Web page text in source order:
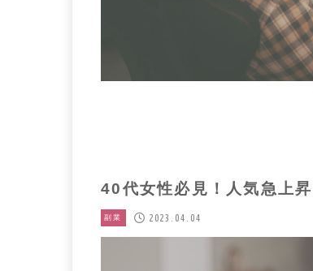
40代女性必見！人気急上
副業 2023.04.04